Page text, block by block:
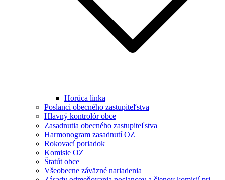
Horúca linka
Poslanci obecného zastupiteľstva
Hlavný kontrolór obce
Zasadnutia obecného zastupiteľstva
Harmonogram zasadnutí OZ
Rokovací poriadok
Komisie OZ
Štatút obce
Všeobecne záväzné nariadenia